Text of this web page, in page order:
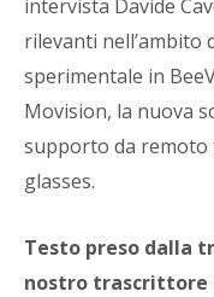
intervista Davide
rilevanti nell’ambito
sperimentale in
Movision, la nuova
supporto da remoto
glasses.
Testo preso dalla
nostro trascrittore